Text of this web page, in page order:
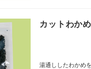
カットわか
湯通ししたわかめ